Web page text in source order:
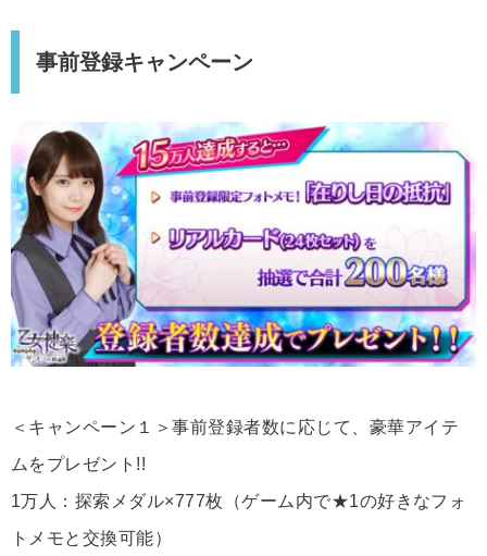
事前登録キャンペーン
＜キャンペーン１＞事前登録者数に応じて、豪華アイテ
ムをプレゼント!!
1万人：探索メダル×777枚（ゲーム内で★1の好きなフォ
トメモと交換可能）